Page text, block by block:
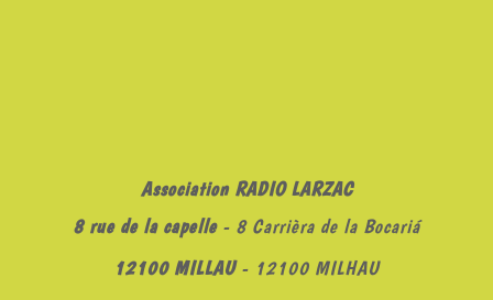
Association RADIO LARZAC
8 rue de la capelle- 8 Carrièra de la Bocariá
12100 MILLAU- 12100 MILHAU